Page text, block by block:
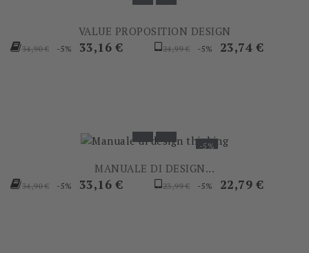
VALUE PROPOSITION DESIGN
Prezzo
34,90 € -5% Prezzo
33,16 €
Prezzo
24,99 € -5% Prezzo
23,74 €
-5%
MANUALE DI DESIGN...
Prezzo
34,90 € -5% Prezzo
33,16 €
Prezzo
23,99 € -5% Prezzo
22,79 €